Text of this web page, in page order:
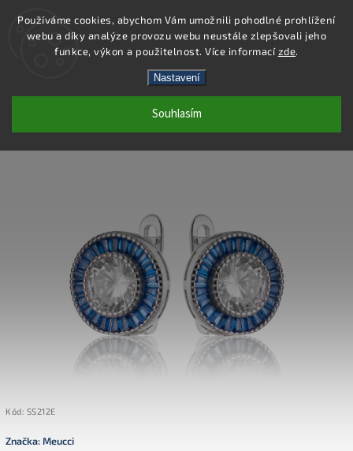
Používáme cookies, abychom Vám umožnili pohodlné prohlížení
webu a díky analýze provozu webu neustále zlepšovali jeho
funkce, výkon a použitelnost. Více informacízde.
Nastavení
Souhlasím
Hledat
SS212E - NÁUŠNICE AG 925/1000
Kód: SS212E
Značka:Meucci